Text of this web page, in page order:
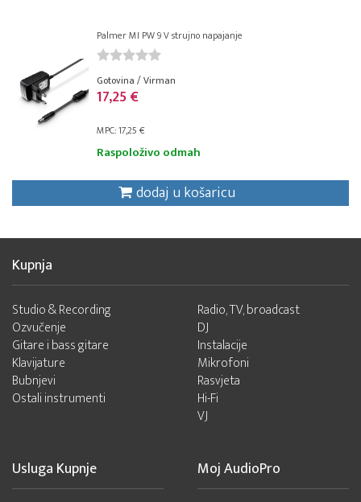
Palmer MI PW 9 V strujno napajanje
Gotovina / Virman
17,25 €
MPC: 17,25 €
Raspoloživo odmah
dodaj u košaricu
Kupnja
Studio & Recording
Ozvučenje
Gitare i bass gitare
Klavijature
Bubnjevi
Ostali instrumenti
Radio, TV, broadcast
DJ
Instalacije
Mikrofoni
Rasvjeta
Hi-Fi
VJ
Usluga Kupnje Moj AudioPro